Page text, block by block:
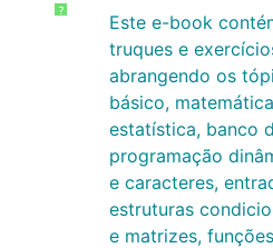
?
Este e-book
truques e
abrangendo os
básico,
estatística, banco
programação
e caracteres,
estruturas
e matrizes,